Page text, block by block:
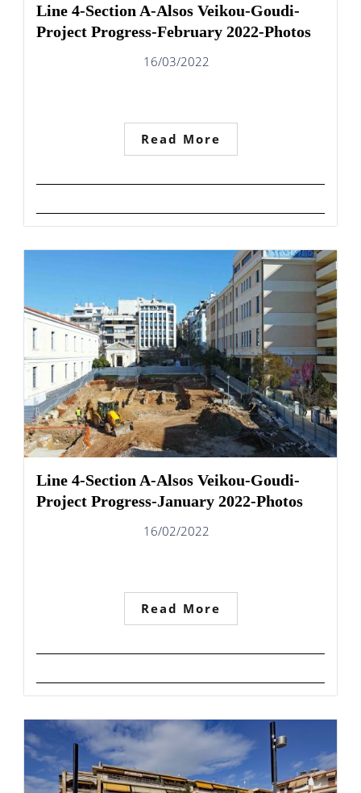
Line 4-Section A-Alsos Veikou-Goudi-
Project Progress-February 2022-Photos
16/03/2022
Read More
Line 4-Section A-Alsos Veikou-Goudi-
Project Progress-January 2022-Photos
16/02/2022
Read More